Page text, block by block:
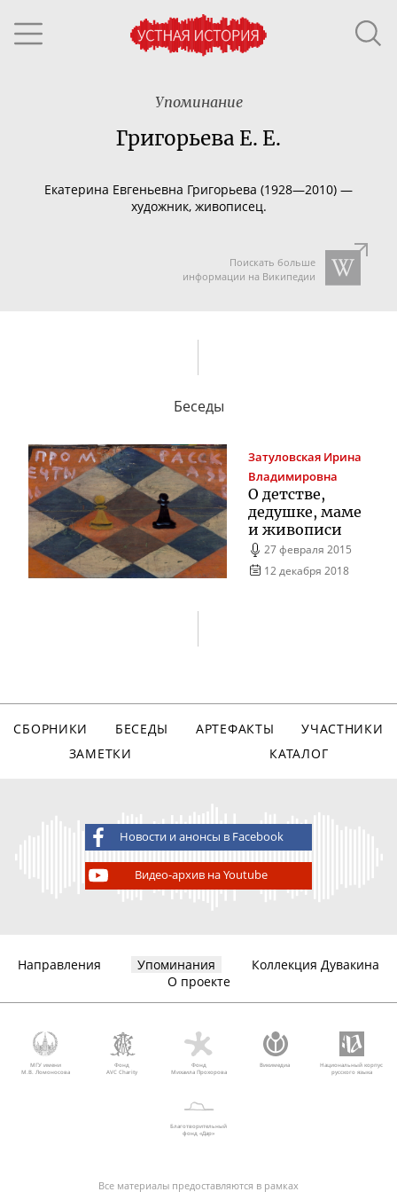
Упоминание
Григорьева Е. Е.
Екатерина Евгеньевна Григорьева (1928—2010) —
художник, живописец.
Поискать больше
информации на Википедии
Беседы
Затуловская Ирина
Владимировна
О детстве,
дедушке, маме
и живописи
27 февраля 2015
12 декабря 2018
СБОРНИКИ БЕСЕДЫ АРТЕФАКТЫ
УЧАСТНИКИ
ЗАМЕТКИ
КАТАЛОГ
Новости и анонсы в Facebook
Видео-архив на Youtube
Направления Упоминания
Коллекция Дувакина
О проекте
МГУ имени
М.В. Ломоносова
Фонд
AVC Charity
Фонд
Михаила Прохорова
Викимедиа
Национальный корпус
русского языка
Благотворительный
фонд «Дар»
Все материалы предоставляются в рамках